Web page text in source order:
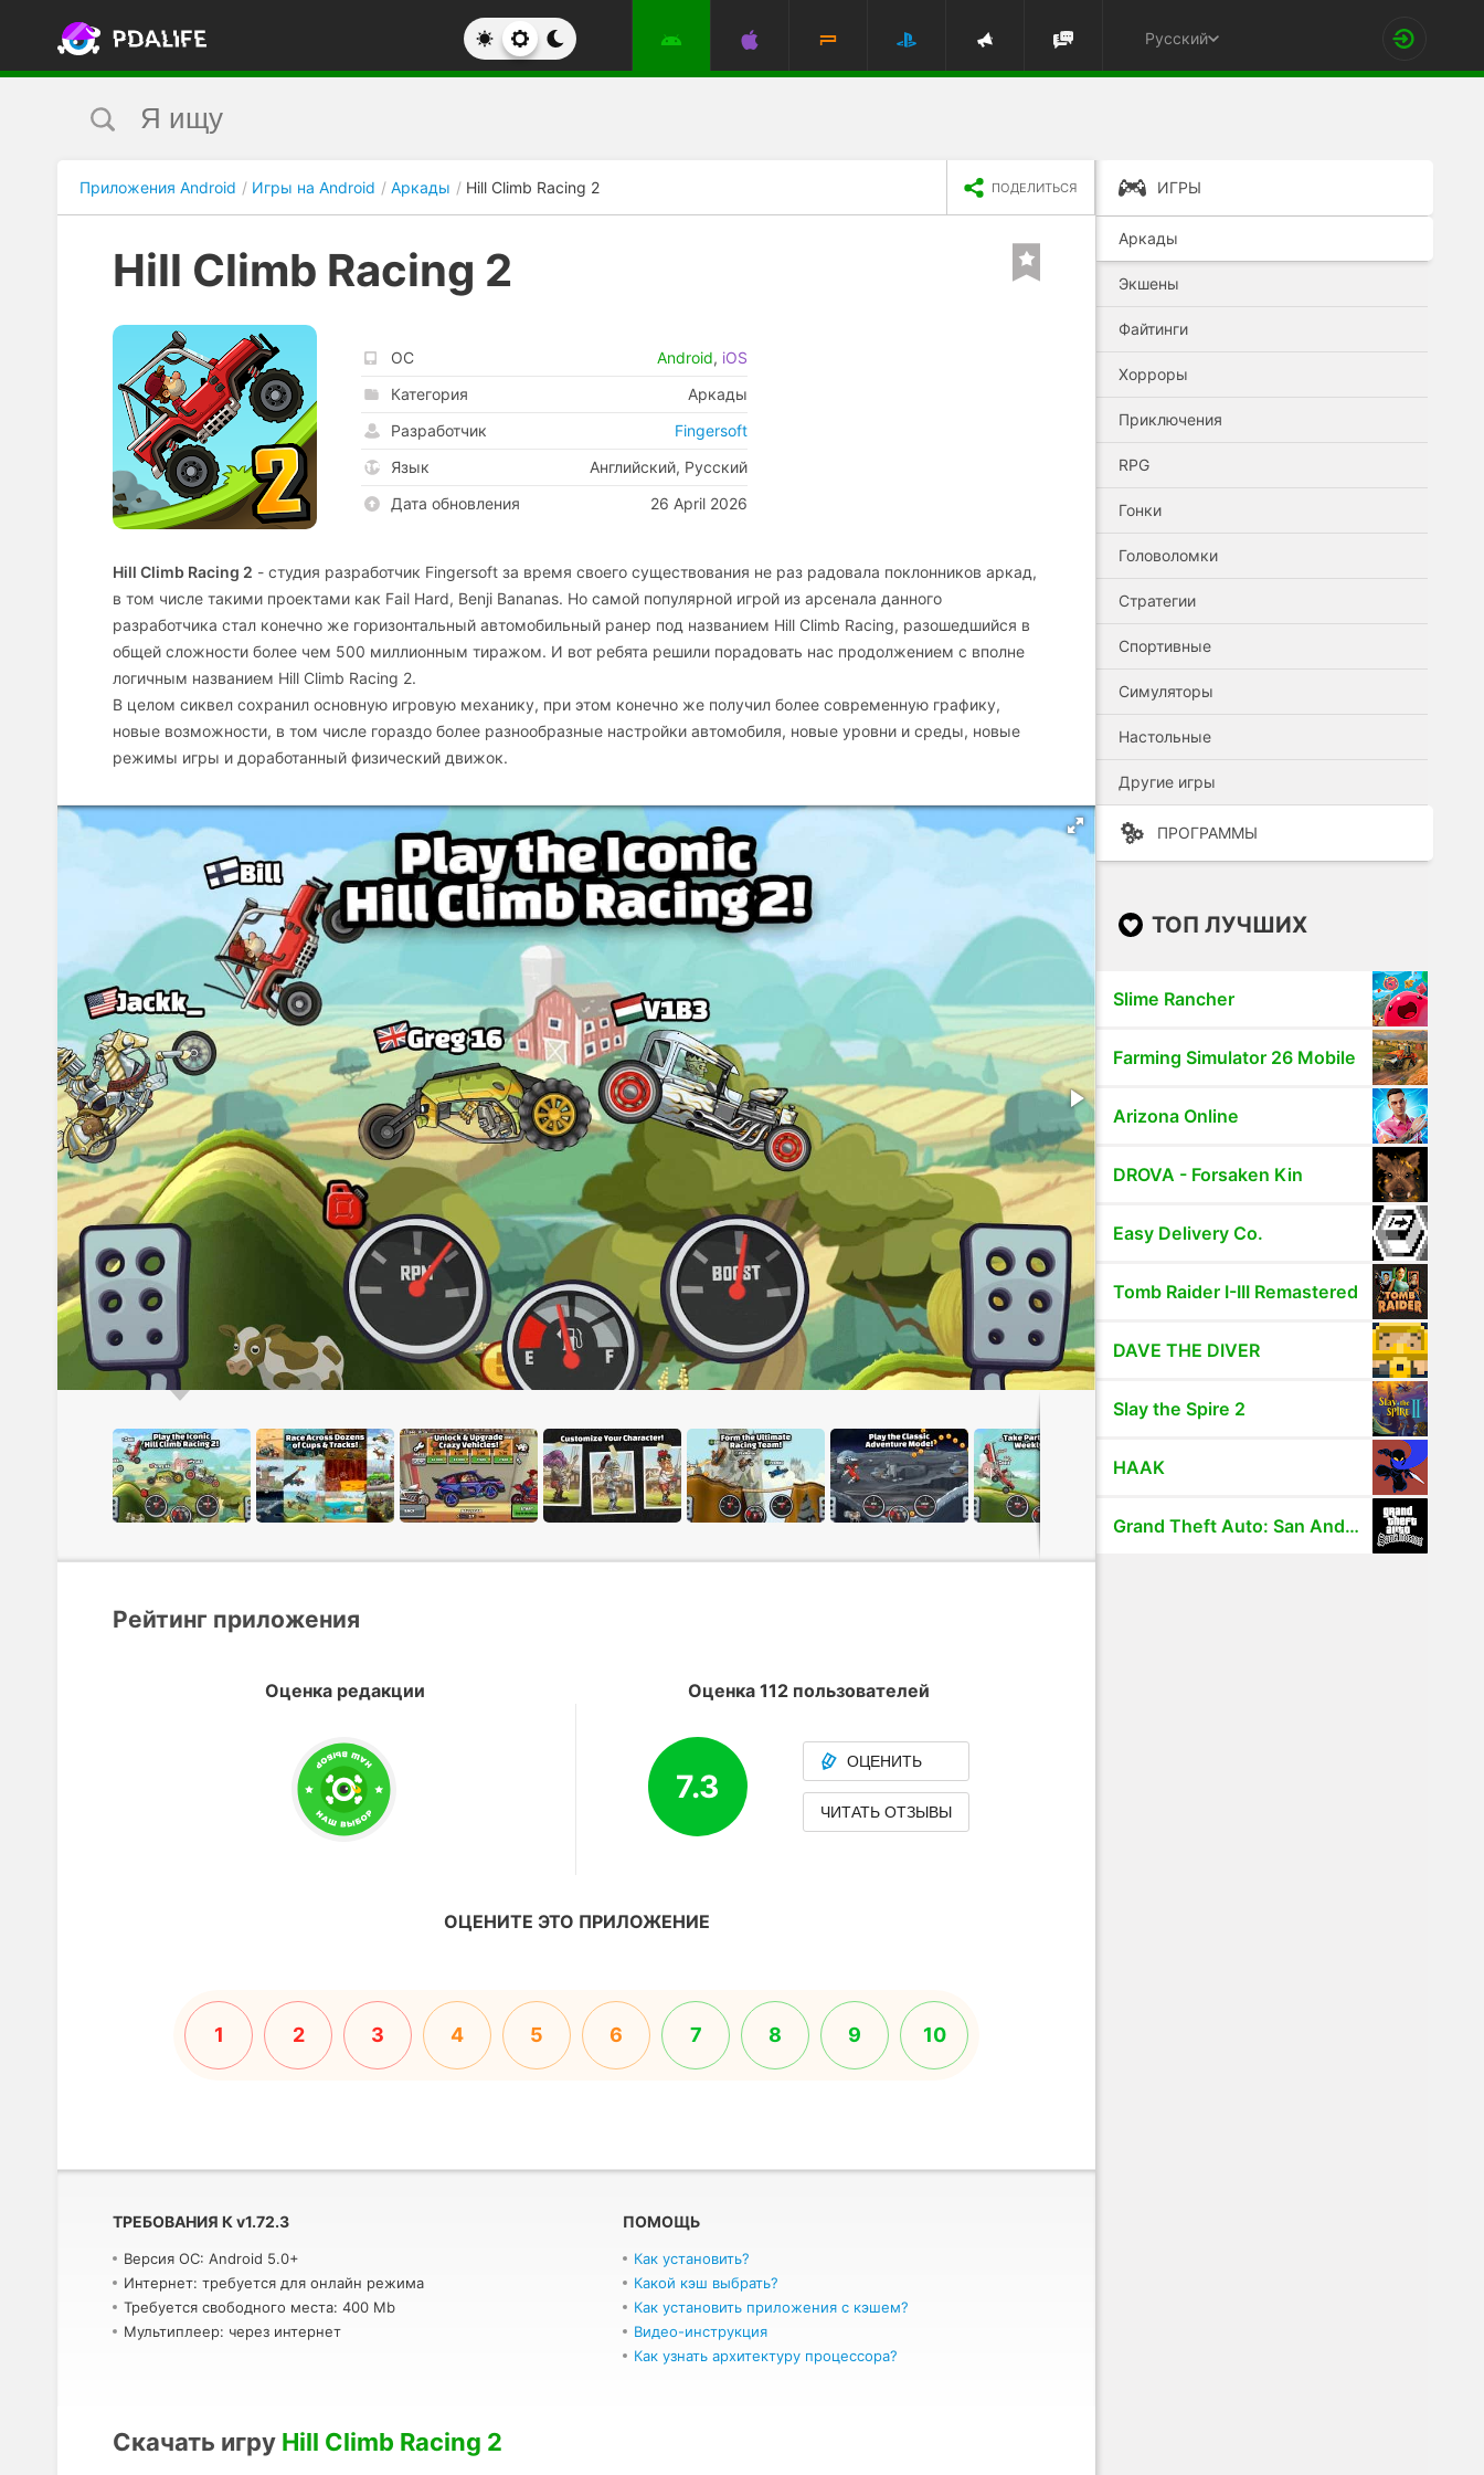
Русский
Приложения Android Игры на Android Аркады Hill Climb Racing 2 ПОДЕЛИТЬСЯ
Hill Climb Racing 2
ОС Android, iOS
Категория
Аркады
Разработчик
Fingersoft
Язык
Английский, Русский
Дата обновления
26 April 2026
Hill Climb Racing 2 - студия разработчик Fingersoft за время своего существования не раз радовала поклонников аркад,
в том числе такими проектами как Fail Hard, Benji Bananas. Но самой популярной игрой из арсенала данного
разработчика стал конечно же горизонтальный автомобильный ранер под названием Hill Climb Racing, разошедшийся в
общей сложности более чем 500 миллионным тиражом. И вот ребята решили порадовать нас продолжением с вполне
логичным названием Hill Climb Racing 2.
В целом сиквел сохранил основную игровую механику, при этом конечно же получил более современную графику,
новые возможности, в том числе гораздо более разнообразные настройки автомобиля, новые уровни и среды, новые
режимы игры и доработанный физический движок.
Рейтинг приложения
Оценка редакции Оценка 112 пользователей
7.3
ОЦЕНИТЬ
ЧИТАТЬ ОТЗЫВЫ
ОЦЕНИТЕ ЭТО ПРИЛОЖЕНИЕ
1 2 3 4 5 6 7 8 9 10
ТРЕБОВАНИЯ К v1.72.3
Версия ОС: Android 5.0+
Интернет: требуется для онлайн режима
Требуется свободного места: 400 Mb
Мультиплеер: через интернет
ПОМОЩЬ
Как установить?
Какой кэш выбрать?
Как установить приложения с кэшем?
Видео-инструкция
Как узнать архитектуру процессора?
Скачать игру Hill Climb Racing 2
ИГРЫ
Аркады
Экшены
Файтинги
Хорроры
Приключения
RPG
Гонки
Головоломки
Стратегии
Спортивные
Симуляторы
Настольные
Другие игры
ПРОГРАММЫ
ТОП ЛУЧШИХ
Slime Rancher
Farming Simulator 26 Mobile
Arizona Online
DROVA - Forsaken Kin
Easy Delivery Co.
Tomb Raider I-III Remastered
DAVE THE DIVER
Slay the Spire 2
HAAK
Grand Theft Auto: San Andreas